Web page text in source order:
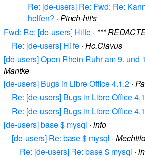
Re: [de-users] Re: Fwd: Re:
helfen? · Pinch-hit's
Fwd: Re: [de-users] Hilfe · ***
Re: [de-users] Hilfe · Hc.Clavus
[de-users] Open Rhein Ruhr am 9. und
Mantke
[de-users] Bugs in Libre Office 4.1.2 ·
Re: [de-users] Bugs in Libre Office
Re: [de-users] Bugs in Libre Office
[de-users] base $ mysql · info
[de-users] Re: base $ mysql ·
Re: [de-users] Re: base $ mysql ·